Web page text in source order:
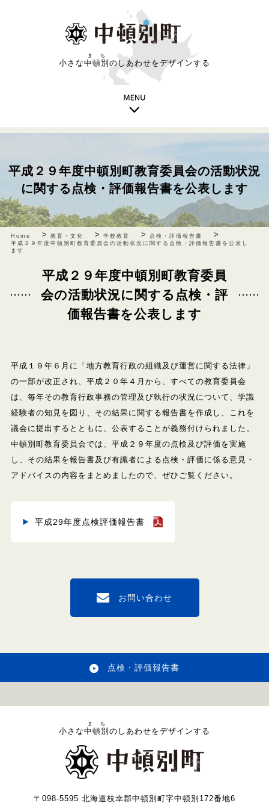
小さな中頓別
まち
のしあわせをデザインする
平成２９年度中頓別町教育委員会の活動状況
に関する点検・評価報告書を公表します
Home > 教育・文化 > 学校教育 > 点検・評価報告書 >
平成２９年度中頓別町教育委員会の活動状況に関する点検・評価報告書を公表し
ます
平成２９年度中頓別町教育委員
会の活動状況に関する点検・評
価報告書を公表します
平成１９年６月に「地方教育行政の組織及び運営に関する法律」
の一部が改正され、平成２０年４月から、すべての教育委員会
は、 毎年その教育行政事務の管理及び執行の状況について、学識
経験者の知見を図り、その結果に関する報告書を作成し、これを
議会に提出するとともに、公表することが義務付けられました。
中頓別町教育委員会では、平成２９年度の点検及び評価を実施
し、その結果を報告書及び有識者による点検・評価に係る意見・
アドバイスの内容をまとめましたので、ぜひご覧ください。
平成29年度点検評価報告書
お問い合わせ
点検・評価報告書
小さな中頓別
まち
のしあわせをデザインする
〒098-5595 北海道枝幸郡中頓別町字中頓別172番地6